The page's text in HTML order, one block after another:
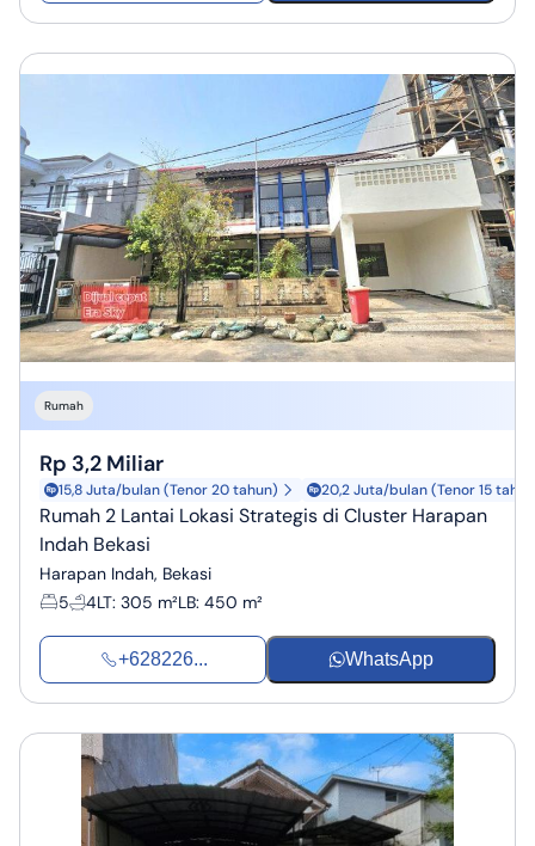
Rumah
Rp 3,2 Miliar
15,8 Juta/bulan (Tenor 20 tahun) 20,2 Juta/bulan (Tenor 15
Rumah 2 Lantai Lokasi Strategis di Cluster Harapan
Indah Bekasi
Harapan Indah, Bekasi
5
4LT: 305 m²LB: 450 m²
+628226... WhatsApp